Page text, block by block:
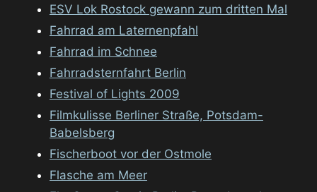
ESV Lok Rostock gewann zum dritten Mal
Fahrrad am Laternenpfahl
Fahrrad im Schnee
Fahrradsternfahrt Berlin
Festival of Lights 2009
Filmkulisse Berliner Straße, Potsdam-
Babelsberg
Fischerboot vor der Ostmole
Flasche am Meer